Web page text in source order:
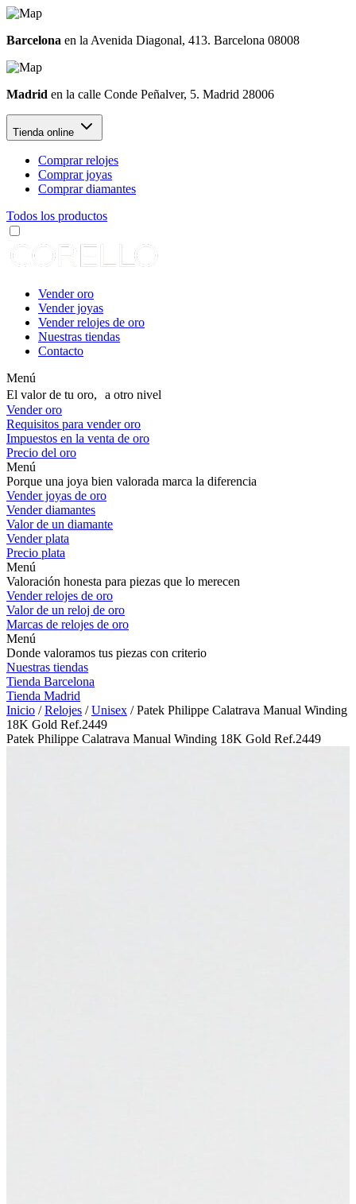
Barcelona en la Avenida Diagonal, 413. Barcelona 08008
Madrid en la calle Conde Peñalver, 5. Madrid 28006
Tienda online
Comprar relojes
Comprar joyas
Comprar diamantes
Todos los productos
Vender oro
Vender joyas
Vender relojes de oro
Nuestras tiendas
Contacto
Menú
El valor de tu oro, a otro nivel
Vender oro
Requisitos para vender oro
Impuestos en la venta de oro
Precio del oro
Menú
Porque una joya bien valorada marca la diferencia
Vender joyas de oro
Vender diamantes
Valor de un diamante
Vender plata
Precio plata
Menú
Valoración honesta para piezas que lo merecen
Vender relojes de oro
Valor de un reloj de oro
Marcas de relojes de oro
Menú
Donde valoramos tus piezas con criterio
Nuestras tiendas
Tienda Barcelona
Tienda Madrid
Inicio /Relojes /Unisex / Patek Philippe Calatrava Manual Winding
18K Gold Ref.2449
Patek Philippe Calatrava Manual Winding 18K Gold Ref.2449